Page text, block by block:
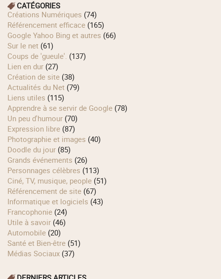
CATÉGORIES
Créations Numériques (74)
Référencement efficace (165)
Google Yahoo Bing et autres (66)
Sur le net (61)
Coups de 'gueule'. (137)
Lien en dur (27)
Création de site (38)
Actualités du Net (79)
Liens utiles (115)
Apprendre à se servir de Google (78)
Un peu d'humour (70)
Expression libre (87)
Photographie et images (40)
Doodle du jour (85)
Grands événements (26)
Personnages célèbres (113)
Ciné, TV, musique, people (51)
Référencement de site (67)
Informatique et logiciels (43)
Francophonie (24)
Utile à savoir (46)
Automobile (20)
Santé et Bien-être (51)
Médias Sociaux (37)